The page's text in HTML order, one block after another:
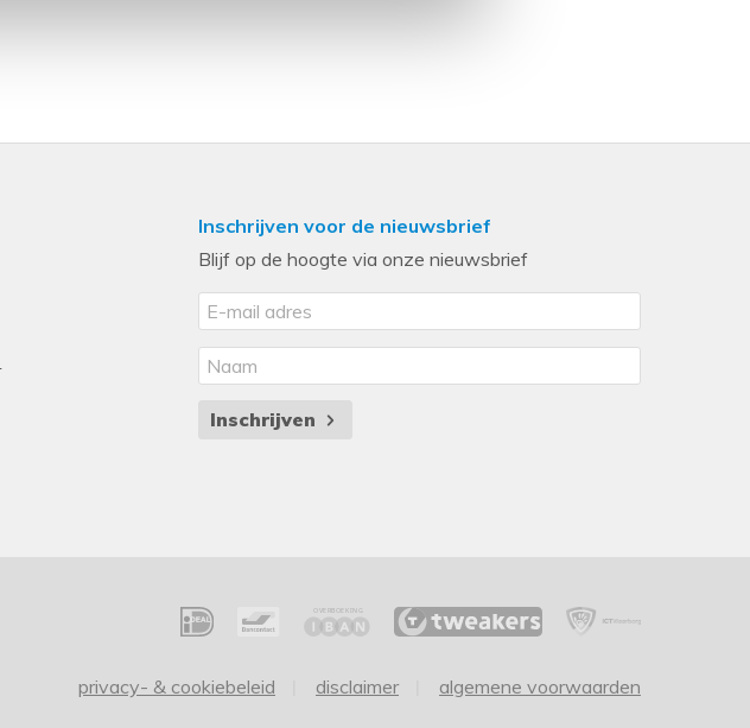
Inschrijven voor de nieuwsbrief
Blijf op de hoogte via onze nieuwsbrief
Inschrijven
privacy- & cookiebeleid disclaimer algemene voorwaarden